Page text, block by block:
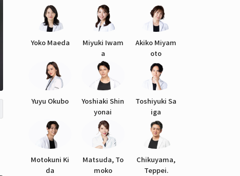
Yoko Maeda
Miyuki Iwam
a
Akiko Miyam
oto
Yuyu Okubo
Yoshiaki Shin
yonai
Toshiyuki Sa
iga
Motokuni Ki
da
Matsuda, To
moko
Chikuyama,
Teppei.